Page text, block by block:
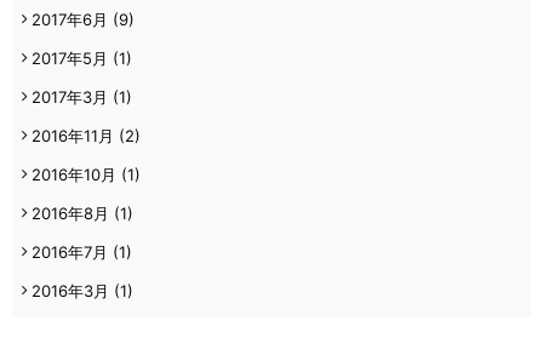
2017年6月 (9)
2017年5月 (1)
2017年3月 (1)
2016年11月 (2)
2016年10月 (1)
2016年8月 (1)
2016年7月 (1)
2016年3月 (1)